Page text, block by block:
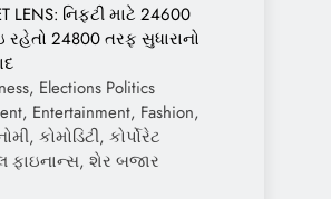
LENS: નિફ્ટી માટે 24600
24800 તરફ સુધારાનો
Elections Politics
Entertainment, Fashion,
કોમોડિટી, કોર્પોરેટ
ફાઇનાન્સ, શેર બજાર